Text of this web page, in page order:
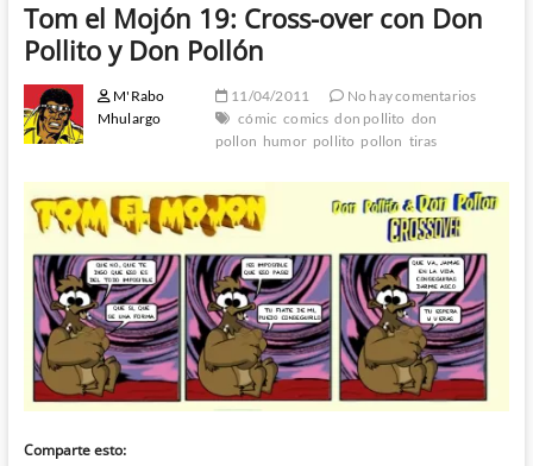
Tom el Mojón 19: Cross-over con Don
Pollito y Don Pollón
M'Rabo
Mhulargo
11/04/2011
No hay comentarios
cómic comics don pollito don
pollon humor pollito pollon tiras
Comparte esto: